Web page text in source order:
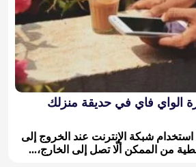
شبكة الإنترنت عند الخروج إلى
من الممكن ألّا تصل إلى الخارج،...